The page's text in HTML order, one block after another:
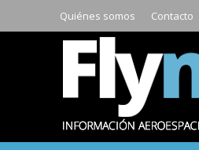
Quiénes somos Contacto